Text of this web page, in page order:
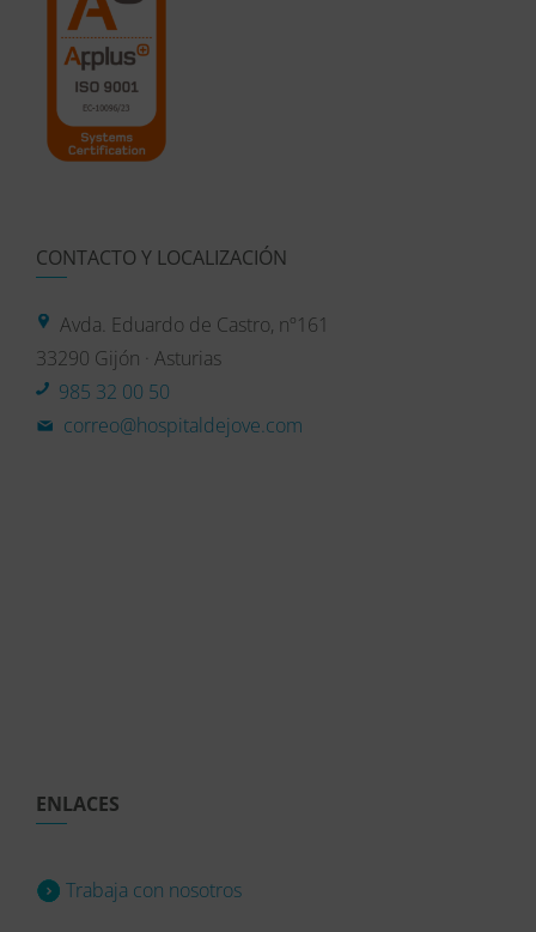
CONTACTO Y LOCALIZACIÓN
Avda. Eduardo de Castro, nº161
33290 Gijón · Asturias
985 32 00 50
correo@hospitaldejove.com
ENLACES
Trabaja con nosotros